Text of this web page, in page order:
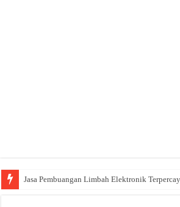
Jasa Pembuangan Limbah Elektronik